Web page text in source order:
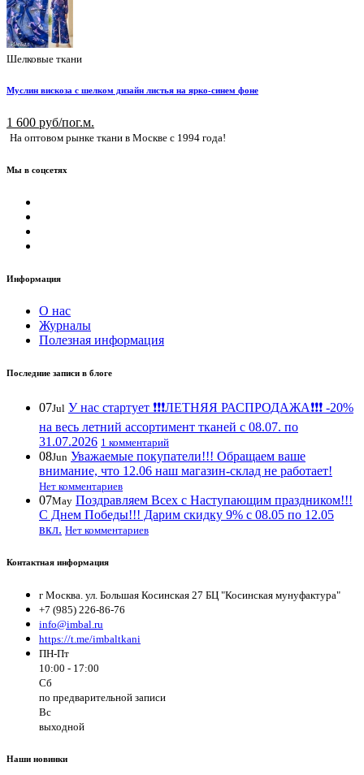
Шелковые ткани
Муслин вискоза с шелком дизайн листья на ярко-синем фоне
1 600 руб/пог.м.
На оптовом рынке ткани в Москве с 1994 года!
Мы в соцсетях
Информация
О нас
Журналы
Полезная информация
Последние записи в блоге
07Jul У нас стартует ❗️❗️❗️ЛЕТНЯЯ РАСПРОДАЖА❗️❗️❗️ -20%
на весь летний ассортимент тканей с 08.07. по
31.07.2026 1 комментарий
08Jun Уважаемые покупатели!!! Обращаем ваше
внимание, что 12.06 наш магазин-склад не работает!
Нет комментариев
07May Поздравляем Всех с Наступающим праздником!!!
С Днем Победы!!! Дарим скидку 9% с 08.05 по 12.05
вкл. Нет комментариев
Контактная информация
г Москва. ул. Большая Косинская 27 БЦ "Косинская мунуфактура"
+7 (985) 226-86-76
info@imbal.ru
https://t.me/imbaltkani
ПН-Пт
10:00 - 17:00
Сб
по предварительной записи
Вс
выходной
Наши новинки